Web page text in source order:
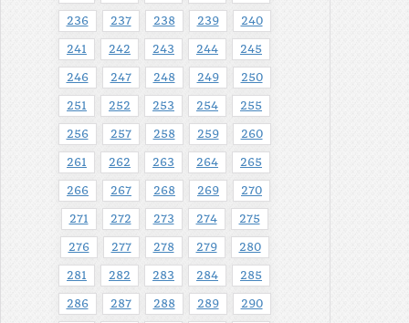
236 237 238 239 240
241 242 243 244 245
246 247 248 249 250
251 252 253 254 255
256 257 258 259 260
261 262 263 264 265
266 267 268 269 270
271 272 273 274 275
276 277 278 279 280
281 282 283 284 285
286 287 288 289 290